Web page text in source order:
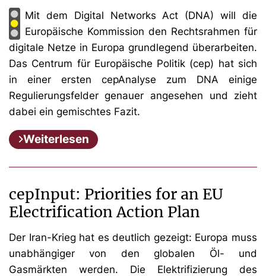
Mit dem Digital Networks Act (DNA) will die
Europäische Kommission den Rechtsrahmen für
digitale Netze in Europa grundlegend überarbeiten.
Das Centrum für Europäische Politik (cep) hat sich
in einer ersten cepAnalyse zum DNA einige
Regulierungsfelder genauer angesehen und zieht
dabei ein gemischtes Fazit.
Weiterlesen
cepInput: Priorities for an EU
Electrification Action Plan
Der Iran-Krieg hat es deutlich gezeigt: Europa muss
unabhängiger von den globalen Öl- und
Gasmärkten werden. Die Elektrifizierung des